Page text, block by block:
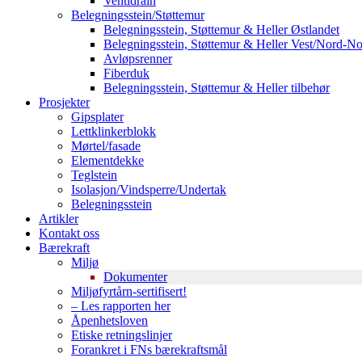
Belegningsstein/Støttemur
Belegningsstein, Støttemur & Heller Østlandet
Belegningsstein, Støttemur & Heller Vest/Nord-
Avløpsrenner
Fiberduk
Belegningsstein, Støttemur & Heller tilbehør
Prosjekter
Gipsplater
Lettklinkerblokk
Mørtel/fasade
Elementdekke
Teglstein
Isolasjon/Vindsperre/Undertak
Belegningsstein
Artikler
Kontakt oss
Bærekraft
Miljø
Dokumenter
Miljøfyrtårn-sertifisert!
– Les rapporten her
Åpenhetsloven
Etiske retningslinjer
Forankret i FNs bærekraftsmål